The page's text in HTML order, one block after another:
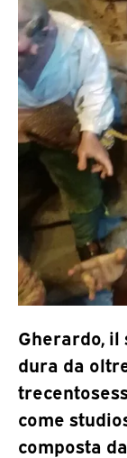
Gherardo,
dura da
come
composta